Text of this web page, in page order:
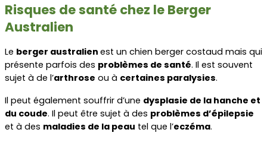
Risques de santé chez le Berger
Australien
Le berger australien est un chien berger costaud mais qui
présente parfois des problèmes de santé. Il est souvent
sujet à de l’arthrose ou à certaines paralysies.
Il peut également souffrir d’une dysplasie de la hanche et
du coude. Il peut être sujet à des problèmes d’épilepsie
et à des maladies de la peau tel que l’eczéma.